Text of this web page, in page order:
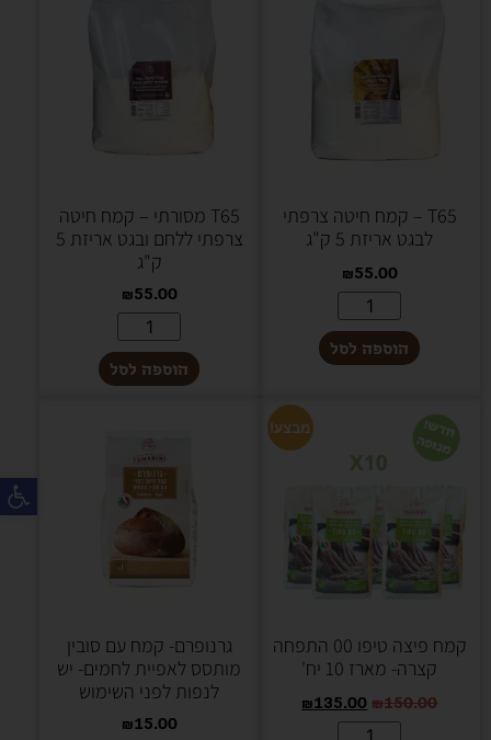
T65 – קמח חיטה צרפתי
לבגט אריזת 5 ק"ג
₪55.00
הוספה לסל
T65 מסורתי – קמח חיטה
צרפתי ללחם ובגט אריזת 5
ק"ג
₪55.00
הוספה לסל
מבצע!
קמח פיצה טיפו 00 התפחה
קצרה- מארז 10 יח'
₪150.00
₪135.00
גרנופרם- קמח עם סובין
מותסס לאפיית לחמים- יש
לנפות לפני השימוש
₪15.00